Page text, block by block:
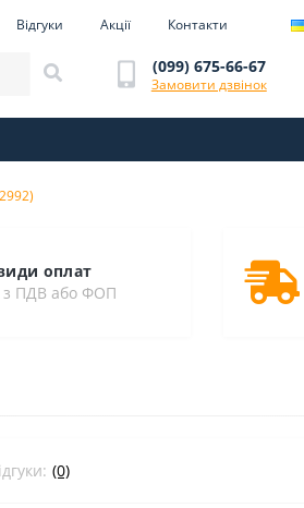
Відгуки Акції Контакти
(099) 675-66-67
Замовити дзвінок
оплат
ПДВ або ФОП
(0)